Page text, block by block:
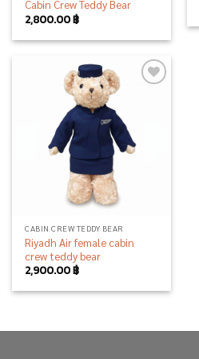
Cabin Crew Teddy Bear
2,800.00฿
CABIN CREW TEDDY BEAR
Riyadh Air female cabin
crew teddy bear
2,900.00฿